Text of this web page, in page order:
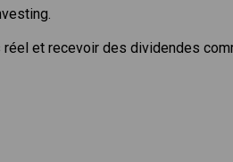
réel et recevoir des dividendes